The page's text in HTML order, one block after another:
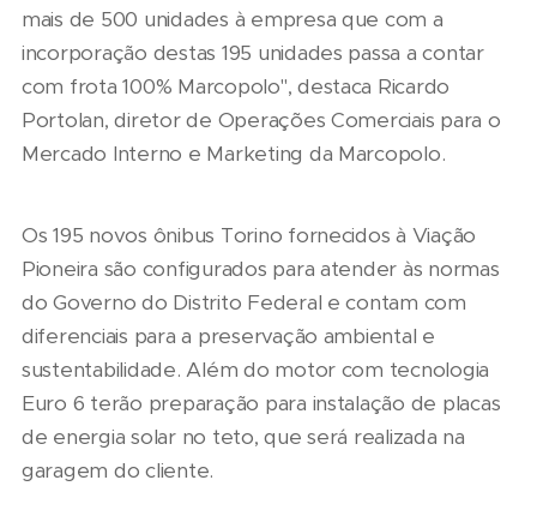
mais de 500 unidades à empresa que com a
incorporação destas 195 unidades passa a contar
com frota 100% Marcopolo", destaca Ricardo
Portolan, diretor de Operações Comerciais para o
Mercado Interno e Marketing da Marcopolo.
Os 195 novos ônibus Torino fornecidos à Viação
Pioneira são configurados para atender às normas
do Governo do Distrito Federal e contam com
diferenciais para a preservação ambiental e
sustentabilidade. Além do motor com tecnologia
Euro 6 terão preparação para instalação de placas
de energia solar no teto, que será realizada na
garagem do cliente.